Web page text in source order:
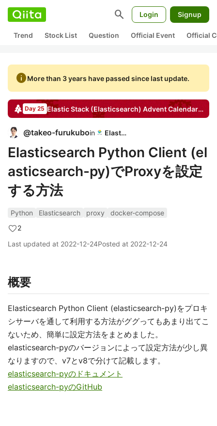
search Login Signup
Trend Stock List Question Official Event Official
infoMore than 3 years have passed since last update.
Day 25 Elastic Stack (Elasticsearch) Advent Calendar2022
@takeo-furukuboin Elastic
Elasticsearch Python Client (el
asticsearch-py)でProxyを設定
する方法
Python Elasticsearch proxy
docker-compose
2
Last updated at 2022-12-24Posted at 2022-12-24
概要
Elasticsearch Python Client (elasticsearch-py)をプロキ
シサーバを通して利用する方法がググってもあまり出てこ
ないため、簡単に設定方法をまとめました。
elasticsearch-pyのバージョンによって設定方法が少し異
なりますので、v7とv8で分けて記載します。
elasticsearch-pyのドキュメント
elasticsearch-pyのGitHub